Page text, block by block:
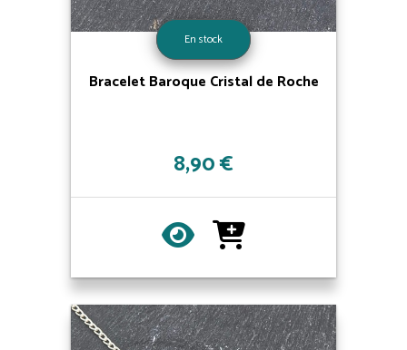
En stock
Bracelet Baroque Cristal de Roche
8,90 €